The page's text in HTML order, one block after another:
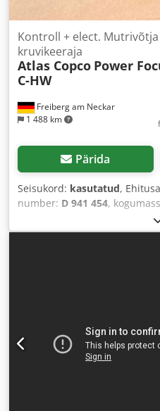
Freiberg am Neckar
1 488 km
Kontroll + elect.
kruvikeeraja
Atlas Copco Power
C-HW
Pärida
Seisukord: kasutatud,
number: D 941 454,